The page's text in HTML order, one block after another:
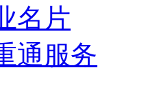
名片
通服务